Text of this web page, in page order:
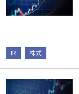
IR 株式